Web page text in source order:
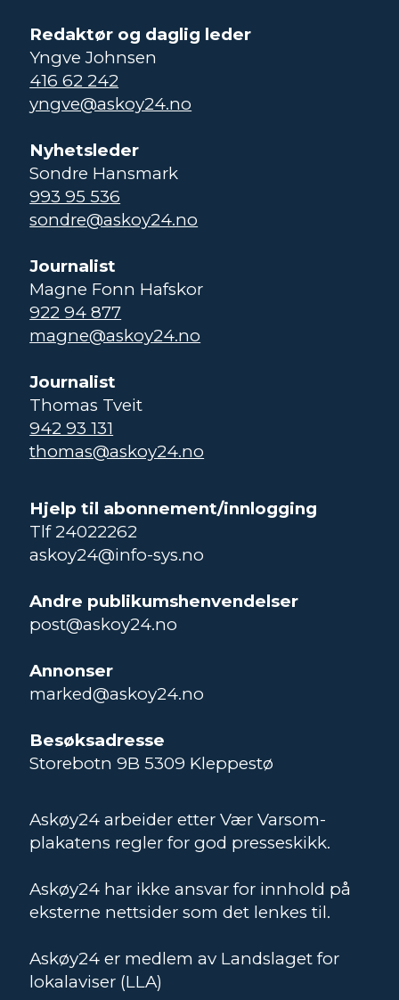
Redaktør og daglig leder
Yngve Johnsen
416 62 242
yngve@askoy24.no
Nyhetsleder
Sondre Hansmark
993 95 536
sondre@askoy24.no
Journalist
Magne Fonn Hafskor
922 94 877
magne@askoy24.no
Journalist
Thomas Tveit
942 93 131
thomas@askoy24.no
Hjelp til abonnement/innlogging
Tlf 24022262
askoy24@info-sys.no
Andre publikumshenvendelser
post@askoy24.no
Annonser
marked@askoy24.no
Besøksadresse
Storebotn 9B 5309 Kleppestø
Askøy24 arbeider etter Vær Varsom-
plakatens regler for god presseskikk.
Askøy24 har ikke ansvar for innhold på
eksterne nettsider som det lenkes til.
Askøy24 er medlem av Landslaget for
lokalaviser (LLA)